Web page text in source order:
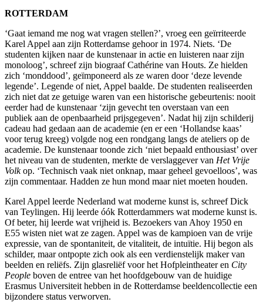
ROTTERDAM
‘Gaat iemand me nog wat vragen stellen?’, vroeg een geïrriteerde
Karel Appel aan zijn Rotterdamse gehoor in 1974. Niets. ‘De
studenten kijken naar de kunstenaar in actie en luisteren naar zijn
monoloog’, schreef zijn biograaf Cathérine van Houts. Ze hielden
zich ‘monddood’, geïmponeerd als ze waren door ‘deze levende
legende’. Legende of niet, Appel baalde. De studenten realiseerden
zich niet dat ze getuige waren van een historische gebeurtenis: nooit
eerder had de kunstenaar ‘zijn gevecht ten overstaan van een
publiek aan de openbaarheid prijsgegeven’. Nadat hij zijn schilderij
cadeau had gedaan aan de academie (en er een ‘Hollandse kaas’
voor terug kreeg) volgde nog een rondgang langs de ateliers op de
academie. De kunstenaar toonde zich ‘niet bepaald enthousiast’ over
het niveau van de studenten, merkte de verslaggever van Het Vrije
Volkop. ‘Technisch vaak niet onknap, maar geheel gevoelloos’, was
zijn commentaar. Hadden ze hun mond maar niet moeten houden.
Karel Appel leerde Nederland wat moderne kunst is, schreef Dick
van Teylingen. Hij leerde óók Rotterdammers wat moderne kunst is.
Of beter, hij leerde wat vrijheid is. Bezoekers van Ahoy 1950 en
E55 wisten niet wat ze zagen. Appel was de kampioen van de vrije
expressie, van de spontaniteit, de vitaliteit, de intuïtie. Hij begon als
schilder, maar ontpopte zich ook als een verdienstelijk maker van
beelden en reliëfs. Zijn glasreliëf voor het Hofpleintheater en City
People boven de entree van het hoofdgebouw van de huidige
Erasmus Universiteit hebben in de Rotterdamse beeldencollectie een
bijzondere status verworven.